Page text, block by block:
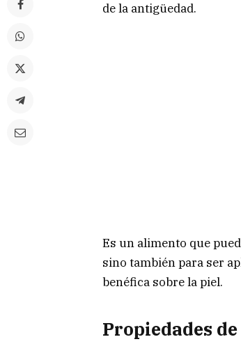
de la antigüedad.
Es un alimento que
sino también para ser
benéfica sobre la piel.
Propiedades